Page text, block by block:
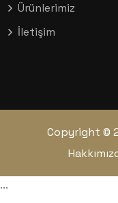
Ürünlerimiz
İletişim
Copyright ©
...